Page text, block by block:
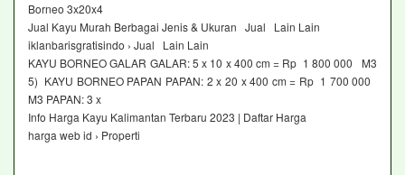
Borneo 3x20x4
Jual Kayu Murah Berbagai Jenis & Ukuran Jual Lain Lain
iklanbarisgratisindo › Jual Lain Lain
KAYU BORNEO GALAR GALAR: 5 x 10 x 400 cm = Rp 1 800 000 M3
5) KAYU BORNEO PAPAN PAPAN: 2 x 20 x 400 cm = Rp 1 700 000
M3 PAPAN: 3 x
Info Harga Kayu Kalimantan Terbaru 2023 | Daftar Harga
harga web id › Properti